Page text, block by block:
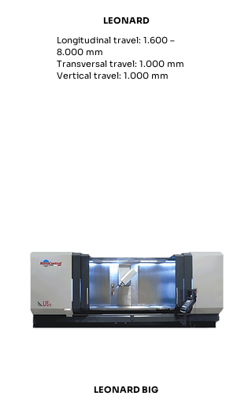
LEONARD
Longitudinal travel: 1.600 –
8.000 mm
Transversal travel: 1.000 mm
Vertical travel: 1.000 mm
LEONARD BIG